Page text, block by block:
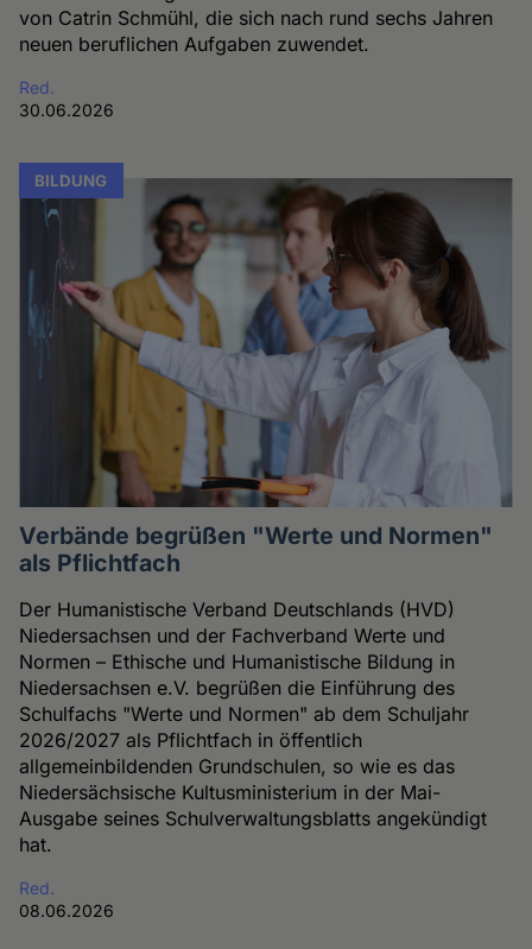
von Catrin Schmühl, die sich nach rund sechs Jahren
neuen beruflichen Aufgaben zuwendet.
Red.
30.06.2026
BILDUNG
Verbände begrüßen "Werte und Normen"
als Pflichtfach
Der Humanistische Verband Deutschlands (HVD)
Niedersachsen und der Fachverband Werte und
Normen – Ethische und Humanistische Bildung in
Niedersachsen e.V. begrüßen die Einführung des
Schulfachs "Werte und Normen" ab dem Schuljahr
2026/2027 als Pflichtfach in öffentlich
allgemeinbildenden Grundschulen, so wie es das
Niedersächsische Kultusministerium in der Mai-
Ausgabe seines Schulverwaltungsblatts angekündigt
hat.
Red.
08.06.2026